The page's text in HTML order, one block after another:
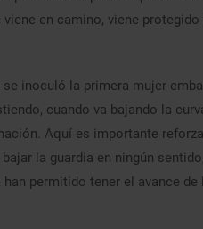
en camino, viene
inoculó la primera mujer
cuando va bajando la
Aquí es importante
la guardia en ningún
permitido tener el avance de